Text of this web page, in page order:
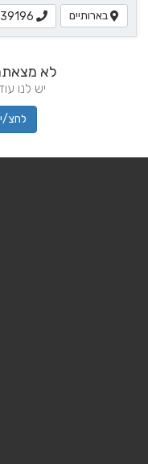
בארותיים
לא
יש לנו
לחצ/